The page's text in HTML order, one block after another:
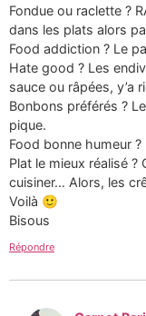
Fondue ou raclette ?
dans les plats alors
Food addiction ? Le
Hate good ? Les
sauce ou râpées, y’a
Bonbons préférés ?
pique.
Food bonne humeur
Plat le mieux réalisé
cuisiner… Alors, les
Voilà 🙂
Bisous
Répondre